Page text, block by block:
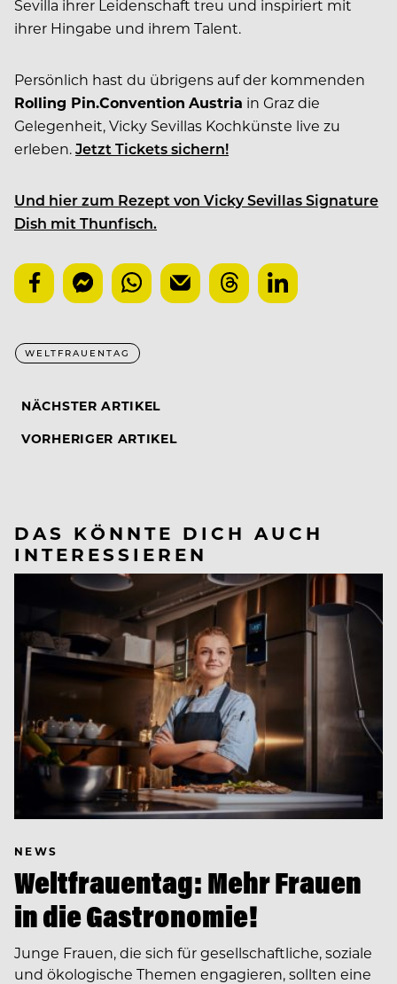
Sevilla ihrer Leidenschaft treu und inspiriert mit
ihrer Hingabe und ihrem Talent​.
Persönlich hast du übrigens auf der kommenden
Rolling Pin.Convention Austria in Graz die
Gelegenheit, Vicky Sevillas Kochkünste live zu
erleben.Jetzt Tickets sichern!
Und hier zum Rezept von Vicky Sevillas Signature
Dish mit Thunfisch.
WELTFRAUENTAG
NÄCHSTER ARTIKEL
VORHERIGER ARTIKEL
DAS KÖNNTE DICH AUCH
INTERESSIEREN
NEWS
Weltfrauentag: Mehr Frauen
in die Gastronomie!
Junge Frauen, die sich für gesellschaftliche, soziale
und ökologische Themen engagieren, sollten eine